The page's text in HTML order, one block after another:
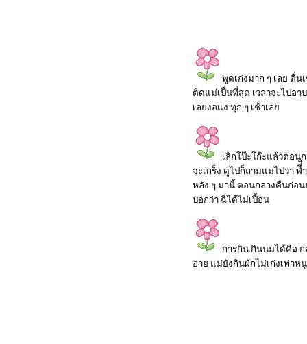
พูดเก่งมาก ๆ เลย ตื่
ติดแม่เป็นที่สุด เวลาจะไปอ
เลยงอแง ทุก ๆ เช้าเล
เลิกโป๊ะโก๊ะแล้วตอน
จะเกร็ง ดูไปก็ถามแม่ไปว่า
หลัง ๆ มานี้ ตอนกลางคืนก่อ
บอกว่า ฉี่ได้ไม่เปื้อน
การกิน กินนมได้คือ ก
อาย แม่ยังกินผักไม่เก่งเท่าห